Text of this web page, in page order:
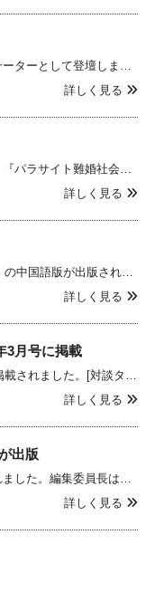
社会学専攻教授の山田昌弘が中央大学社会科学研究所の公開講演会にコメンテーターとして登壇します。プロジェクト 家族の多様化をめぐって沖藤典子さんと 一緒に考える「日本家族のこれから」テーマ：現代日本家族のゆくえ沖藤典子さんの新著『「父の支配」を乗り越えた時ー娘と名字』（現代書館）の
詳しく見る
社会学専攻教授の山田昌弘の著書『パラサイト難婚社会』が出版されました。『パラサイト難婚社会』著者：山田昌弘出版社： 朝日新聞出版発売日：2024年2月13日ISBN：9784022952561出版社Webサイト https://publications.asahi.com/ecs
詳しく見る
社会学専攻教授の山田昌弘の著書『結婚不要社会』（朝日新聞出版、2019年）の中国語版が出版されました。<中国語版>『不婚社会：日本婚姻的未来走向』著者：山田昌弘出版社：生活·读书·新知三联书店出版日：2024年1月ISBN：97871080
詳しく見る
3月号に掲載
社会学専攻教授の山田昌弘と佐々木チワワの対談が『Voice』2024年3月号に掲載されました。[対談タイトル]マッチングアプリ、ホスト、真実の愛（山田昌弘＆佐々木チワワ ）[掲載誌]『Voice』2024年3月号発売日：2024年2月6日発行：PHP研究所 出版社Web
詳しく見る
出版
社会学専攻教授の山田昌弘が編集委員を務めた『ジェンダー事典』が出版されました。編集委員長は文学部西洋史学専攻名誉教授の松本悠子となります。『ジェンダー事典』著者：ジェンダー事典編集委員会 編発行：丸善出版発行年月日：2024年1月31日ISBN：978-4-621-30887-5
詳しく見る